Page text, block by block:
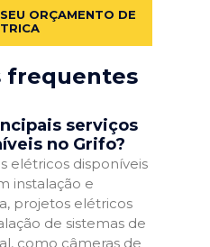
ORÇAMENTO DE
frequentes
serviços
no Grifo?
elétricos disponíveis
instalação e
projetos elétricos
de sistemas de
como câmeras de